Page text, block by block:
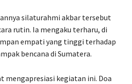
silaturahmi akbar tersebut
rutin. Ia mengaku terharu, di
empati yang tinggi terhadap
bencana di Sumatera.
mengapresiasi kegiatan ini. Doa